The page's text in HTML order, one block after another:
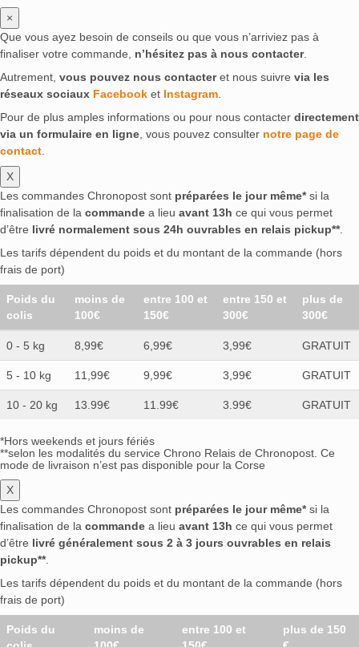
×
Que vous ayez besoin de conseils ou que vous n’arriviez pas à
finaliser votre commande, n’hésitez pas à nous contacter.
Autrement, vous pouvez nous contacteret nous suivre via les
réseaux sociaux Facebook et Instagram
Pour de plus amples informations ou pour nous contacter directement
via un formulaire en ligne , vous pouvez consulter notre page de
contact
X
Les commandes Chronopost sont préparées le jour même*si la
finalisation de la commande a lieu avant 13h ce qui vous permet
d’être livré normalement sous 24h ouvrables en relais pickup**.
Les tarifs dépendent du poids et du montant de la commande (hors
frais de port)
Poids du
colis
moins de
100€
entre 100 et
150€
entre 150 et
300€
plus de
300€
0 - 5 kg 8,99€ 6,99€ 3,99€ GRATUIT
5 - 10 kg 11,99€ 9,99€ 3,99€ GRATUIT
10 - 20 kg 13.99€ 11.99€ 3.99€ GRATUIT
*Hors weekends et jours fériés
**selon les modalités du service Chrono Relais de Chronopost. Ce
mode de livraison n’est pas disponible pour la Corse
X
Les commandes Chronopost sont préparées le jour même*si la
finalisation de la commande a lieu avant 13h ce qui vous permet
d’être livré généralement sous 2 à 3 jours ouvrables en relais
pickup**.
Les tarifs dépendent du poids et du montant de la commande (hors
frais de port)
Poids du
moins de
entre 100 et
plus de 150